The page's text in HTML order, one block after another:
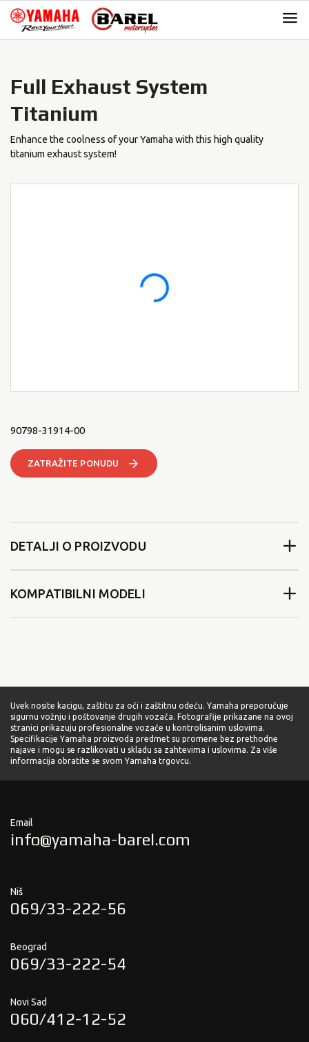
Skip
navigation
Skip
content
Full Exhaust System
Titanium
Enhance the coolness of your Yamaha with this high quality
titanium exhaust system!
90798-31914-00
ZATRAŽITE PONUDU
DETALJI O PROIZVODU
KOMPATIBILNI MODELI
Uvek nosite kacigu, zaštitu za oči i zaštitnu odeću. Yamaha preporučuje
sigurnu vožnju i poštovanje drugih vozača. Fotografije prikazane na ovoj
stranici prikazuju profesionalne vozače u kontrolisanim uslovima.
Specifikacije Yamaha proizvoda predmet su promene bez prethodne
najave i mogu se razlikovati u skladu sa zahtevima i uslovima. Za više
informacija obratite se svom Yamaha trgovcu.
Email
info@yamaha-barel.com
Niš
069/33-222-56
Beograd
069/33-222-54
Novi Sad
060/412-12-52